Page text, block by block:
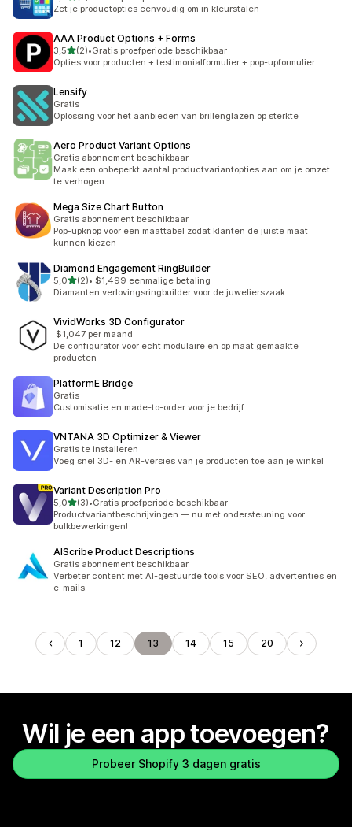
Zet je productopties eenvoudig om in kleurstalen
AAA Product Options + Forms
3,5van 5 sterren
(2)
2 recensies in totaal
•Gratis proefperiode beschikbaar
Opties voor producten + testimonialformulier + pop-upformulier
Lensify
Gratis
Oplossing voor het aanbieden van brillenglazen op sterkte
Aero Product Variant Options
Gratis abonnement beschikbaar
Maak een onbeperkt aantal productvariantopties aan om je omzet
te verhogen
Mega Size Chart Button
Gratis abonnement beschikbaar
Pop-upknop voor een maattabel zodat klanten de juiste maat
kunnen kiezen
Diamond Engagement RingBuilder
5,0van 5 sterren
(2)
2 recensies in totaal
• $1,499 eenmalige betaling
Diamanten verlovingsringbuilder voor de juwelierszaak.
VividWorks 3D Configurator
$1,047 per maand
De configurator voor echt modulaire en op maat gemaakte
producten
PlatformE Bridge
Gratis
Customisatie en made-to-order voor je bedrijf
VNTANA 3D Optimizer & Viewer
Gratis te installeren
Voeg snel 3D- en AR-versies van je producten toe aan je winkel
Variant Description Pro
5,0van 5 sterren
(3)
3 recensies in totaal
•Gratis proefperiode beschikbaar
Productvariantbeschrijvingen — nu met ondersteuning voor
bulkbewerkingen!
AIScribe Product Descriptions
Gratis abonnement beschikbaar
Verbeter content met AI-gestuurde tools voor SEO, advertenties en
e-mails.
1 12 13 14 15 20
Wil je een app toevoegen?
Probeer Shopify 3 dagen gratis